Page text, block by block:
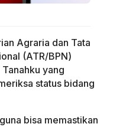
Agraria dan Tata
(ATR/BPN)
yang
status bidang
bisa memastikan